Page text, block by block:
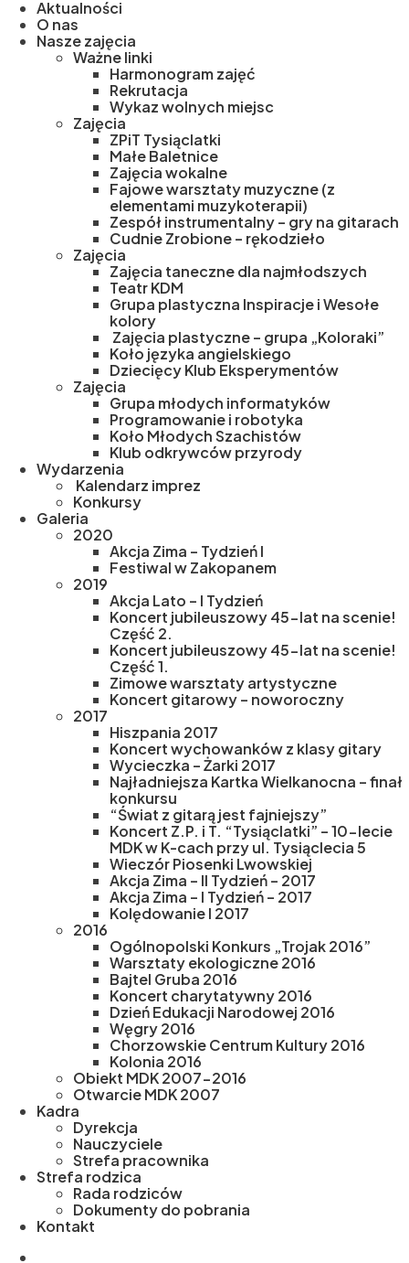
Aktualności
O nas
Nasze zajęcia
Ważne linki
Harmonogram zajęć
Rekrutacja
Wykaz wolnych miejsc
Zajęcia
ZPiT Tysiąclatki
Małe Baletnice
Zajęcia wokalne
Fajowe warsztaty muzyczne (z
elementami muzykoterapii)
Zespół instrumentalny – gry na gitarach
Cudnie Zrobione – rękodzieło
Zajęcia
Zajęcia taneczne dla najmłodszych
Teatr KDM
Grupa plastyczna Inspiracje i Wesołe
kolory
Zajęcia plastyczne – grupa „Koloraki”
Koło języka angielskiego
Dziecięcy Klub Eksperymentów
Zajęcia
Grupa młodych informatyków
Programowanie i robotyka
Koło Młodych Szachistów
Klub odkrywców przyrody
Wydarzenia
Kalendarz imprez
Konkursy
Galeria
2020
Akcja Zima – Tydzień I
Festiwal w Zakopanem
2019
Akcja Lato – I Tydzień
Koncert jubileuszowy 45-lat na scenie!
Część 2.
Koncert jubileuszowy 45-lat na scenie!
Część 1.
Zimowe warsztaty artystyczne
Koncert gitarowy – noworoczny
2017
Hiszpania 2017
Koncert wychowanków z klasy gitary
Wycieczka – Żarki 2017
Najładniejsza Kartka Wielkanocna – finał
konkursu
“Świat z gitarą jest fajniejszy”
Koncert Z.P. i T. “Tysiąclatki” – 10-lecie
MDK w K-cach przy ul. Tysiąclecia 5
Wieczór Piosenki Lwowskiej
Akcja Zima – II Tydzień – 2017
Akcja Zima – I Tydzień – 2017
Kolędowanie I 2017
2016
Ogólnopolski Konkurs „Trojak 2016”
Warsztaty ekologiczne 2016
Bajtel Gruba 2016
Koncert charytatywny 2016
Dzień Edukacji Narodowej 2016
Węgry 2016
Chorzowskie Centrum Kultury 2016
Kolonia 2016
Obiekt MDK 2007-2016
Otwarcie MDK 2007
Kadra
Dyrekcja
Nauczyciele
Strefa pracownika
Strefa rodzica
Rada rodziców
Dokumenty do pobrania
Kontakt